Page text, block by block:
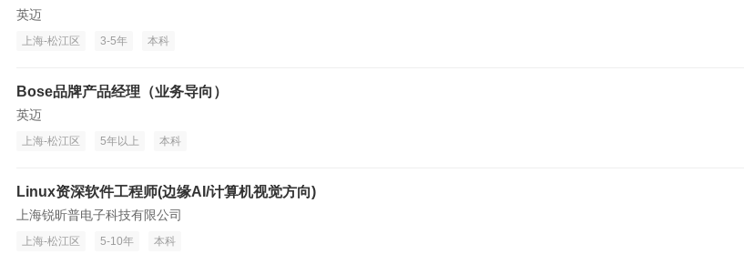
英迈
上海-松江区 3-5年 本科
Bose品牌产品经理（业务导向）
英迈
上海-松江区 5年以上 本科
Linux资深软件工程师(边缘AI/计算机视觉方向)
上海锐昕普电子科技有限公司
上海-松江区 5-10年 本科